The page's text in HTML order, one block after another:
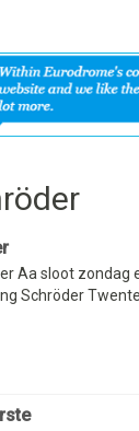
Aa sloot
Schröder